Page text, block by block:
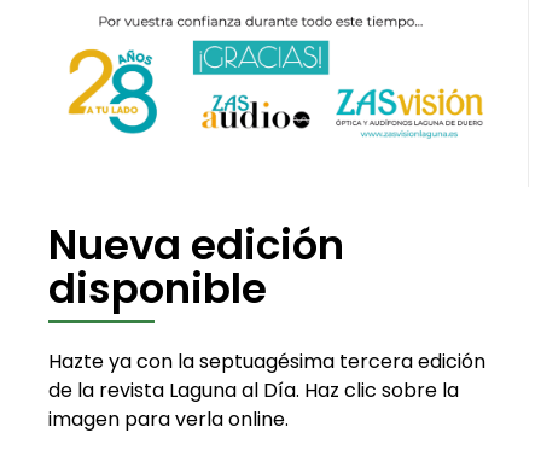
Nueva edición
disponible
Hazte ya con la septuagésima tercera edición
de la revista Laguna al Día. Haz clic sobre la
imagen para verla online.